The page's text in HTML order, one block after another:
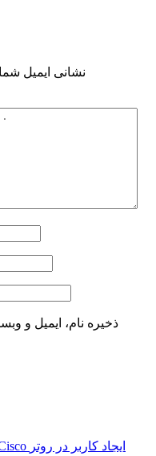
نشانی ایمیل
ذخیره نام، ایمیل و
ایجاد کاربر در روتر